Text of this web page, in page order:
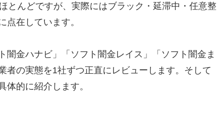
とんどですが、実際にはブラック・延滞中・任意整
点在しています。
闇金ハナビ」「ソフト闇金レイス」「ソフト闇金ま
者の実態を1社ずつ正直にレビューします。そして
体的に紹介します。